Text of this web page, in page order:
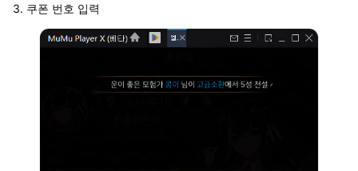
3. 쿠폰 번호 입력